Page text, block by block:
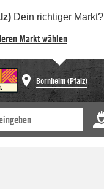
Dein richtiger Markt?
Markt wählen
Bornheim (Pfalz)